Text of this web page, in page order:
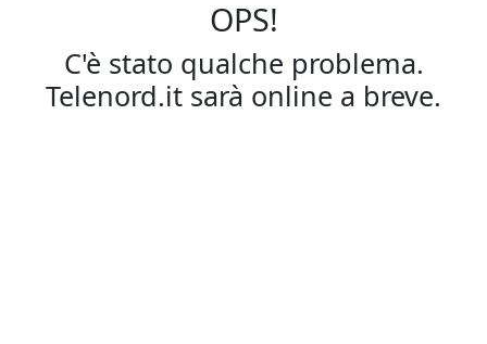
OPS!
C'è stato qualche problema.
Telenord.it sarà online a breve.